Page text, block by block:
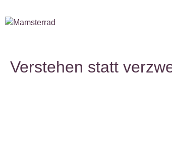
Verstehen statt